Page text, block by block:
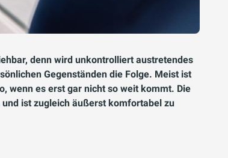
denn wird unkontrolliert austretendes
Gegenständen die Folge. Meist ist
wenn es erst gar nicht so weit kommt. Die
und ist zugleich äußerst komfortabel zu